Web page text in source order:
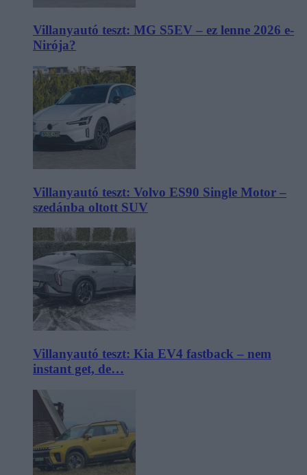
Villanyautó teszt: MG S5EV – ez lenne 2026 e-
Nirója?
Villanyautó teszt: Volvo ES90 Single Motor –
szedánba oltott SUV
Villanyautó teszt: Kia EV4 fastback – nem
instant get, de…